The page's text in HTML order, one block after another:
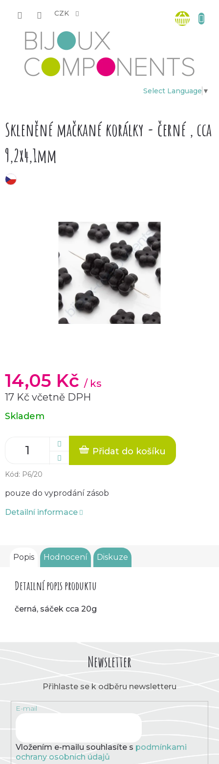
CZK
Select Language ▼
košík
Skleněné mačkané korálky - černé , cca
9,2x4,1mm
14,05 Kč / ks
17 Kč včetně DPH
Měrná
cena:
Skladem
Přidat do košíku
Kód: P6/20
pouze do vyprodání zásob
Detailní informace
Popis Hodnocení Diskuze
Detailní popis produktu
černá, sáček cca 20g
Newsletter
Přihlaste se k odběru newsletteru
E-mail
Vložením e-mailu souhlasíte s podmínkami
ochrany osobních údajů